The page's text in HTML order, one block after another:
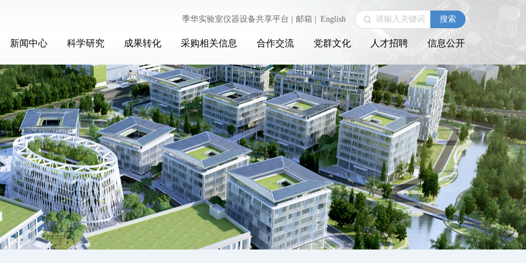
English
邮箱
季华实验室仪器设备共享平台
新闻中心 科学研究 成果转化 采购相关信息 合作交流 党群文化 人才招聘 信息公开